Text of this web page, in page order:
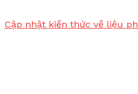
Cập nhật kiến thức về liệu